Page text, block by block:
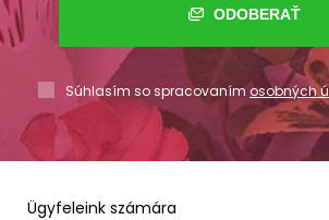
ODOBERAŤ
Súhlasím so spracovaním osobných
Ügyfeleink számára